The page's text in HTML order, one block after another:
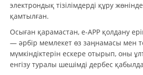
электрондық тізілімдерді құру
қамтылған.
Осыған қарамастан, e-APP қолдану
— әрбір мемлекет өз заңнамасы мен
мүмкіндіктерін ескере отырып, оны
енгізу туралы шешімді дербес